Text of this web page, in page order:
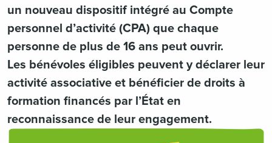
un nouveau dispositif intégré au Compte
personnel d’activité (CPA) que chaque
personne de plus de 16 ans peut ouvrir.
Les bénévoles éligibles peuvent y déclarer leur
activité associative et bénéficier de droits à
formation financés par l’État en
reconnaissance de leur engagement.